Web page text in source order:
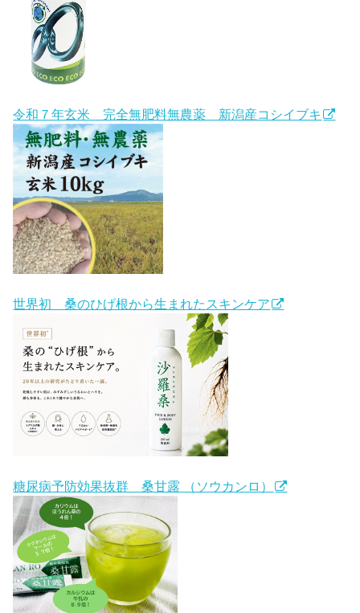
令和７年玄米 完全無肥料無農薬 新潟産コシイブキ
世界初 桑のひげ根から生まれたスキンケア
糖尿病予防効果抜群 桑甘露 （ソウカンロ）